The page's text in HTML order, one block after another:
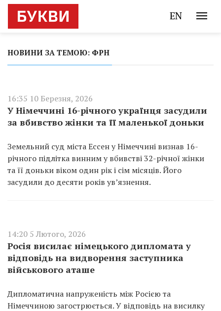
EN
НОВИНИ ЗА ТЕМОЮ: ФРН
16:35 10 Березня, 2026
У Німеччині 16-річного українця засудили
за вбивство жінки та її маленької доньки
Земельний суд міста Ессен у Німеччині визнав 16-
річного підлітка винним у вбивстві 32-річної жінки
та її доньки віком один рік і сім місяців. Його
засудили до десяти років ув’язнення.
14:20 5 Лютого, 2026
Росія висилає німецького дипломата у
відповідь на видворення заступника
військового аташе
Дипломатична напруженість між Росією та
Німеччиною загострюється. У відповідь на висилку